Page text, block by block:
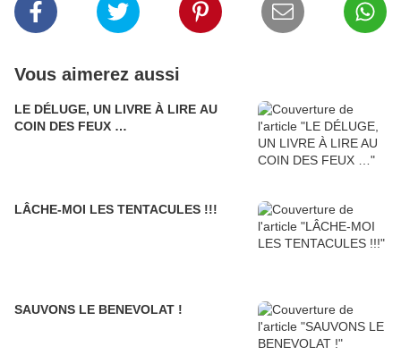
Vous aimerez aussi
LE DÉLUGE, UN LIVRE À LIRE AU
COIN DES FEUX …
LÂCHE-MOI LES TENTACULES !!!
SAUVONS LE BENEVOLAT !